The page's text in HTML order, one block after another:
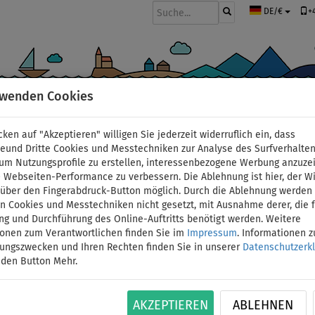
Cookies
auf "Akzeptieren" willigen Sie jederzeit widerruflich ein, dass
Dritte Cookies und Messtechniken zur Analyse des
Nutzungsprofile zu erstellen, interessenbezogene Werbung
Webseiten-Performance zu verbessern. Die Ablehnung ist hier, der
den Fingerabdruck-Button möglich. Durch die Ablehnung werden
Cookies und Messtechniken nicht gesetzt, mit Ausnahme derer, die
und Durchführung des Online-Auftritts benötigt werden. Weitere
zum Verantwortlichen finden Sie im
Impressum. Informationen
und Ihren Rechten finden Sie in unserer
Button Mehr.
AKZEPTIEREN ABLEHNEN
DE/€
T-Shirt Herren
kurzarm - Größe: XL
Herren-Lycra von PADDLEFASHION.COM
dem eintauchen kühlt es angenehm ab und